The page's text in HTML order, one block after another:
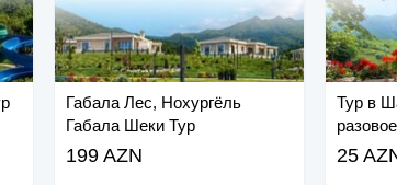
Габала Лес, Нохургёль
Габала Шеки Тур
199 AZN
Тур в
25